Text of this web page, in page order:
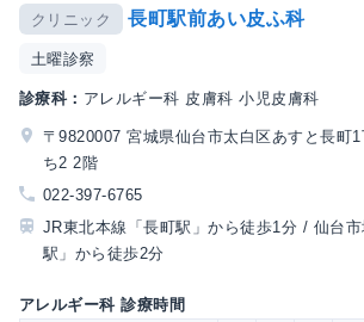
クリニック 長町駅前あい皮ふ科
土曜診察
診療科： アレルギー科 皮膚科 小児皮膚科
〒9820007 宮城県仙台市太白区あすと長町
ち2 2階
022-397-6765
JR東北本線「長町駅」から徒歩1分 / 仙台
駅」から徒歩2分
アレルギー科 診療時間